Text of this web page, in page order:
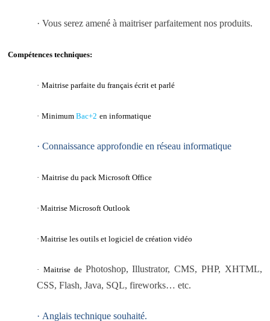
· Vous serez amené à maitriser parfaitement nos produits.
Compétences techniques:
· Maitrise parfaite du français écrit et parlé
· Minimum Bac+2 en informatique
· Connaissance approfondie en réseau informatique
· Maitrise du pack Microsoft Office
· Maitrise Microsoft Outlook
· Maitrise les outils et logiciel de création vidéo
· Maitrise de Photoshop, Illustrator, CMS, PHP, XHTML,
CSS, Flash, Java, SQL, fireworks… etc.
· Anglaistechnique souhaité.